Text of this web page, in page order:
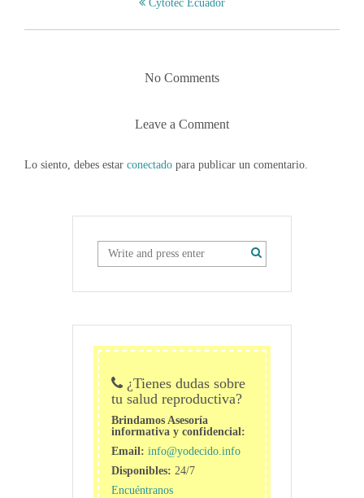
Cytotec Ecuador
No Comments
Leave a Comment
Lo siento, debes estar conectado para publicar un comentario.
¿Tienes dudas sobre
tu salud reproductiva?
Brindamos Asesoría
informativa y confidencial:
Email: info@yodecido.info
Disponibles: 24/7
Encuéntranos